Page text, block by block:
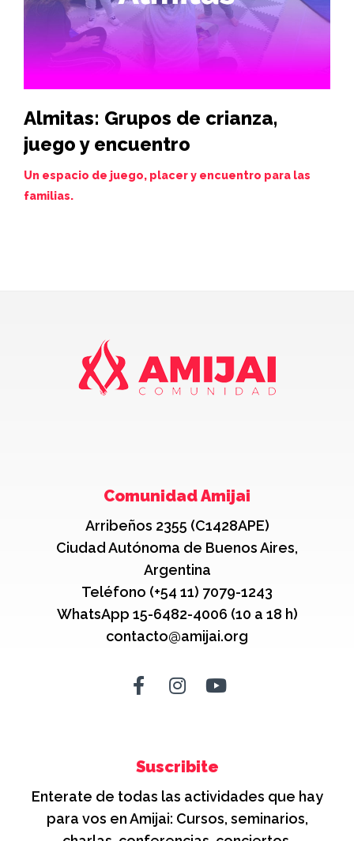
Almitas: Grupos de crianza,
juego y encuentro
Un espacio de juego, placer y encuentro para las
familias.
Comunidad Amijai
Arribeños 2355 (C1428APE)
Ciudad Autónoma de Buenos Aires,
Argentina
Teléfono (+54 11) 7079-1243
WhatsApp 15-6482-4006 (10 a 18 h)
contacto@amijai.org
Suscribite
Enterate de todas las actividades que hay
para vos en Amijai: Cursos, seminarios,